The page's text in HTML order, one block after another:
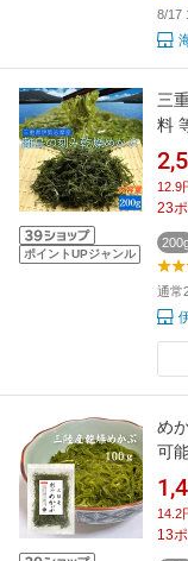
8/17
ポイントUPジャンル
三
料
志
12.9
23
通常
め
可
14.2
13